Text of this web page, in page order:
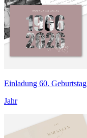
Einladung 60. Geburtstag
Jahr